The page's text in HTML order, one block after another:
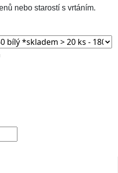
nebo starostí s vrtáním.